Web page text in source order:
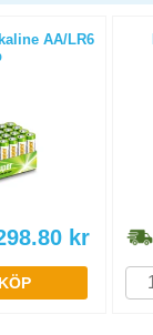
AA/LR6
kr
KÖP